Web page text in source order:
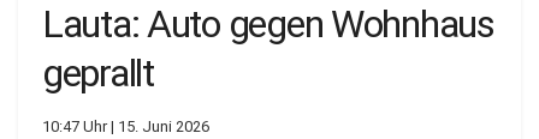
Lauta: Auto gegen Wohnhaus
geprallt
10:47 Uhr | 15. Juni 2026